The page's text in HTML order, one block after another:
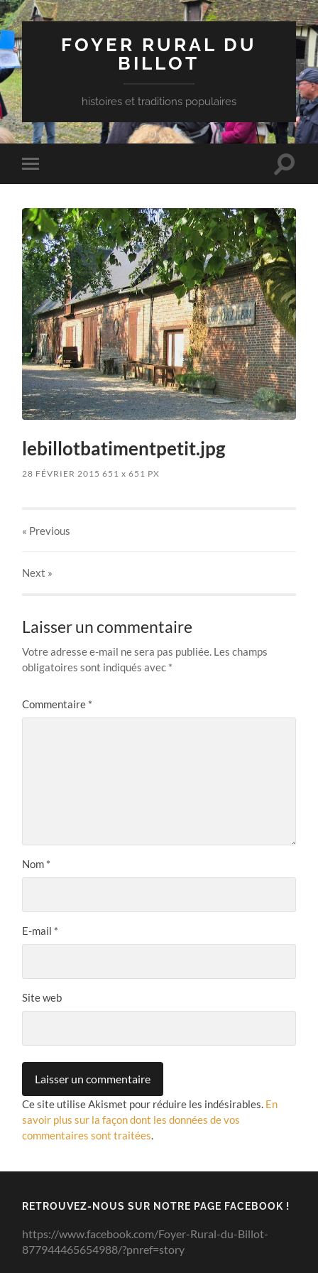
FOYER RURAL DU
BILLOT
histoires et traditions populaires
Toggle
mobile
Toggle
lebillotbatimentpetit.jpg
28 FÉVRIER 2015 651x 651 PX
« Previous
Next »
Laisser un commentaire
Votre adresse e-mail ne sera pas publiée. Les champs
obligatoires sont indiqués avec *
Commentaire *
Nom *
E-mail *
Site web
Ce site utilise Akismet pour réduire les indésirables. En
savoir plus sur la façon dont les données de vos
commentaires sont traitées.
RETROUVEZ-NOUS SUR NOTRE PAGE FACEBOOK !
https://www.facebook.com/Foyer-Rural-du-Billot-
877944465654988/?pnref=story